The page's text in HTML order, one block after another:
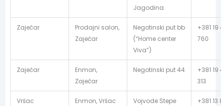
Jagodina
Zaječar
Prodajni salon,
Zaječar
Negotinski put bb
(“Home center
Viva”)
+381
760
Zaječar
Enmon,
Zaječar
Negotinski put 44
+381
313
Vršac Enmon, Vršac
Vojvode Stepe
+381 13